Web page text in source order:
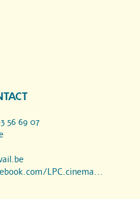
56 69 07
LPC.cinema...